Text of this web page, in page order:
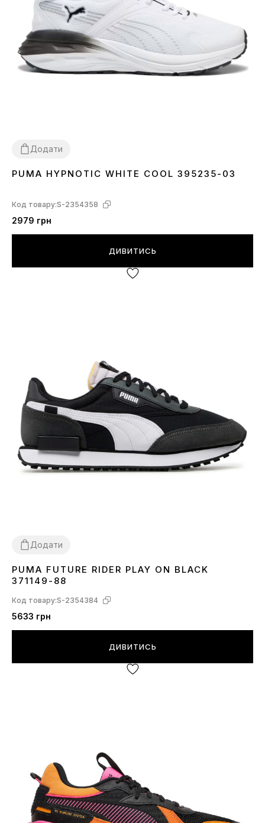
Додати
3642.5 43 44 44.5 45
PUMA HYPNOTIC WHITE COOL 395235-03
Код товару:S-2354358
2979 грн
ДИВИТИСЬ
Додати
3642.5 4344 44.545
PUMA FUTURE RIDER PLAY ON BLACK
371149-88
Код товару:S-2354384
5633 грн
ДИВИТИСЬ